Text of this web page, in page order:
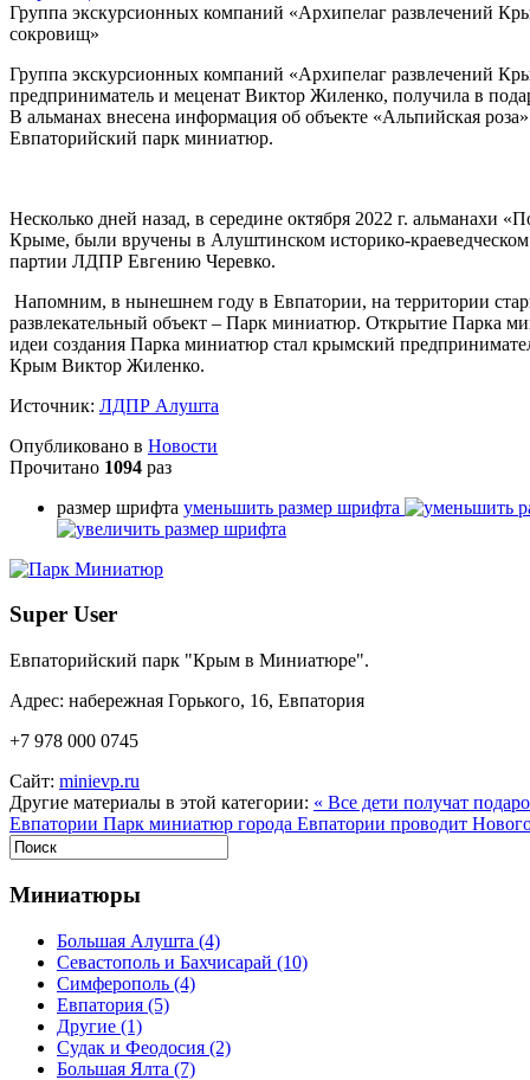
Группа экскурсионных компаний «Архипелаг развлечений
сокровищ»
Группа экскурсионных компаний «Архипелаг развлечений
предприниматель и меценат Виктор Жиленко, получила в
В альманах внесена информация об объекте «Альпийская
Евпаторийский парк миниатюр.
Несколько дней назад, в середине октября 2022 г. альманахи
Крыме, были вручены в Алуштинском историко-
партии ЛДПР Евгению Черевко.
Напомним, в нынешнем году в Евпатории, на территории
развлекательный объект – Парк миниатюр. Открытие Парка
идеи создания Парка миниатюр стал крымский
Крым Виктор Жиленко.
Источник: ЛДПР Алушта
Опубликовано в Новости
Прочитано 1094 раз
размер шрифта уменьшить размер шрифта
Super User
Евпаторийский парк "Крым в Миниатюре".
Адрес: набережная Горького, 16, Евпатория
+7 978 000 0745
Сайт: minievp.ru
Другие материалы в этой категории: « Все дети получат
Евпатории Парк миниатюр города Евпатории проводит
Миниатюры
Большая Алушта (4)
Севастополь и Бахчисарай (10)
Симферополь (4)
Евпатория (5)
Другие (1)
Судак и Феодосия (2)
Большая Ялта (7)